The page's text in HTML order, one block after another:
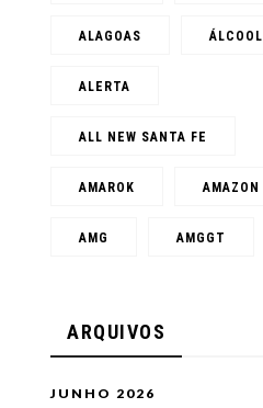
ALAGOAS ÁLCOOL
ALERTA
ALL NEW SANTA FE
AMAROK AMAZON
AMG AMGGT
ARQUIVOS
JUNHO 2026